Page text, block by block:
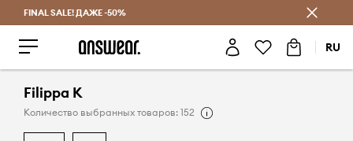
FINAL SALE! ДАЖЕ -50%
RU
Filippa K
Количество выбранных товаров: 152